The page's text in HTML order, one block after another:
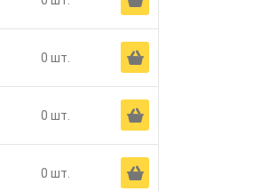
0 шт. Ä
0 шт. Ä
0 шт. Ä